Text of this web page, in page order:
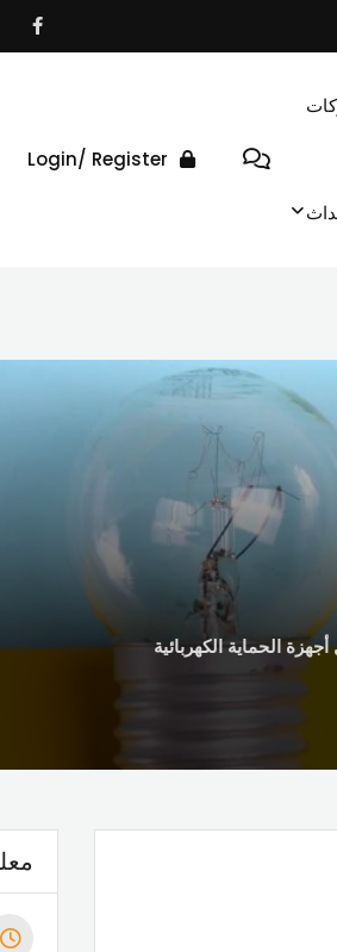
Login/ Register
الحماية الكهربائية